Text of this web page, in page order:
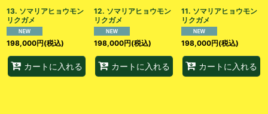
13. ソマリアヒョウモン
リクガメ
198,000円(税込)
カートに入れる
12. ソマリアヒョウモン
リクガメ
198,000円(税込)
カートに入れる
11. ソマリアヒョウモン
リクガメ
198,000円(税込)
カートに入れる